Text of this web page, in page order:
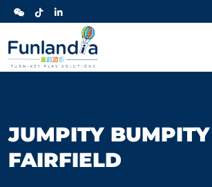
JUMPITY BUMPITY
FAIRFIELD